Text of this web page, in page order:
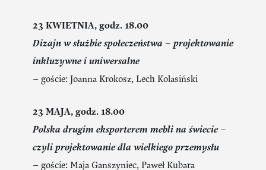
23 KWIETNIA, godz. 18.00
Dizajn w służbie społeczeństwa – projektowanie
inkluzywne i uniwersalne
– goście: Joanna Krokosz, Lech Kolasiński
23 MAJA, godz. 18.00
Polska drugim eksporterem mebli na świecie –
czyli projektowanie dla wielkiego przemysłu
– goście: Maja Ganszyniec, Paweł Kubara